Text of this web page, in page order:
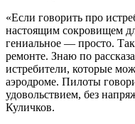
«Если говорить про
настоящим сокровищем
гениальное — просто.
ремонте. Знаю по
истребители, которые
аэродроме. Пилоты
удовольствием, без
Куличков.